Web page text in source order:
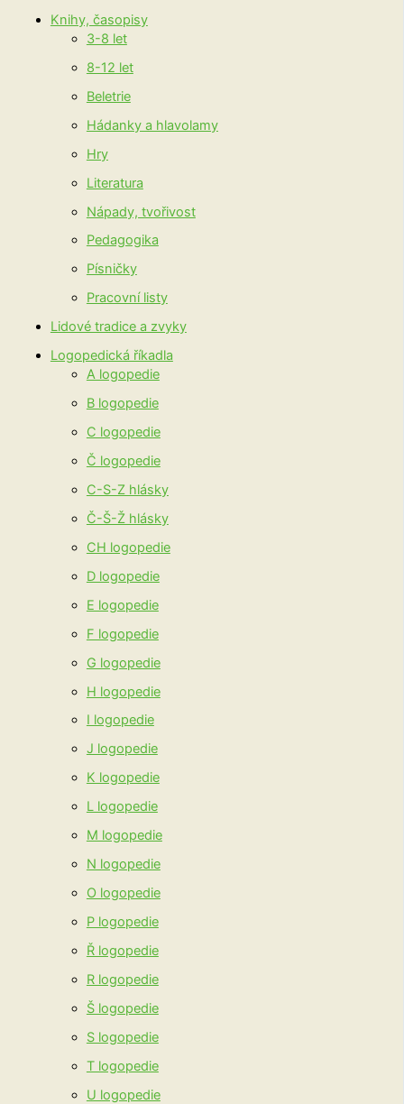
Knihy, časopisy
3-8 let
8-12 let
Beletrie
Hádanky a hlavolamy
Hry
Literatura
Nápady, tvořivost
Pedagogika
Písničky
Pracovní listy
Lidové tradice a zvyky
Logopedická říkadla
A logopedie
B logopedie
C logopedie
Č logopedie
C-S-Z hlásky
Č-Š-Ž hlásky
CH logopedie
D logopedie
E logopedie
F logopedie
G logopedie
H logopedie
I logopedie
J logopedie
K logopedie
L logopedie
M logopedie
N logopedie
O logopedie
P logopedie
Ř logopedie
R logopedie
Š logopedie
S logopedie
T logopedie
U logopedie